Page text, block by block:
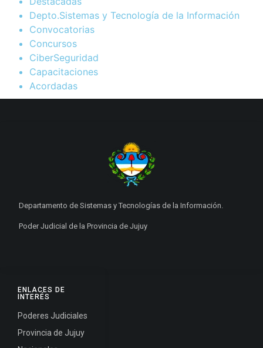
Depto.Sistemas y Tecnología de la Información
Convocatorias
Concursos
CiberSeguridad
Capacitaciones
Acordadas
ENLACES DE
INTERÉS
Poderes Judiciales
Provincia de Jujuy
Departamento de Sistemas y Tecnologías de la Información.
Poder Judicial de la Provincia de Jujuy